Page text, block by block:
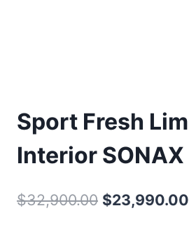
Sport Fresh
Interior SONAX
$32,900.00 $23,990.00